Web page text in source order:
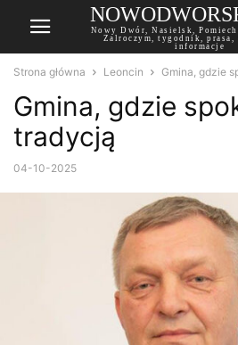
Nowy Dwór, Nasielsk,
Zalroczym, tygodnik, prasa,
informacje
Strona główna Leoncin Gmina, gdzie
Gmina, gdzie
tradycją
04-10-2025